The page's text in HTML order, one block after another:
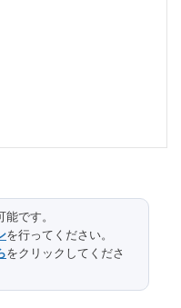
長さ 110
幅 30.5
です。
を行ってください。
をクリックしてくださ